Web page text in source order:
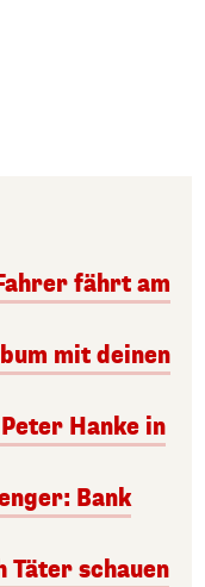
fährt am
mit deinen
Hanke in
Bank
Täter schauen